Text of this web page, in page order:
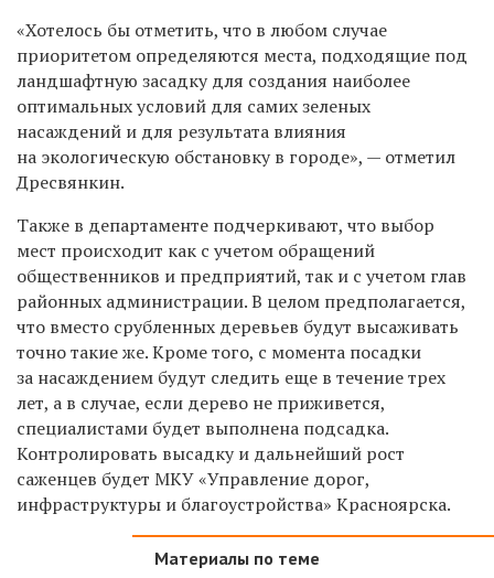
«Хотелось бы отметить, что в любом случае
приоритетом определяются места, подходящие под
ландшафтную засадку для создания наиболее
оптимальных условий для самих зеленых
насаждений и для результата влияния
на экологическую обстановку в городе», — отметил
Дресвянкин.
Также в департаменте подчеркивают, что выбор
мест происходит как с учетом обращений
общественников и предприятий, так и с учетом глав
районных администрации. В целом предполагается,
что вместо срубленных деревьев будут высаживать
точно такие же. Кроме того, с момента посадки
за насаждением будут следить еще в течение трех
лет, а в случае, если дерево не приживется,
специалистами будет выполнена подсадка.
Контролировать высадку и дальнейший рост
саженцев будет МКУ «Управление дорог,
инфраструктуры и благоустройства» Красноярска.
Материалы по теме